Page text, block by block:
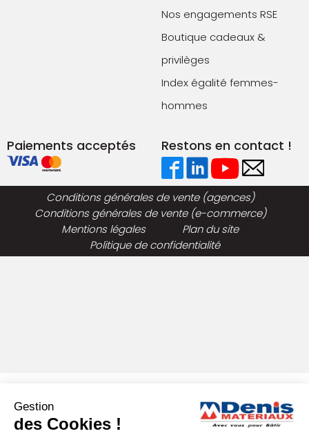
Nos engagements RSE
Boutique cadeaux &
privilèges
Index égalité femmes-
hommes
Paiements acceptés Restons en contact !
Conditions générales de vente (agences)
Conditions générales de vente (e-commerce)
Mentions légales
Plan du site
Politique de confidentialité
Gestion
des Cookies !